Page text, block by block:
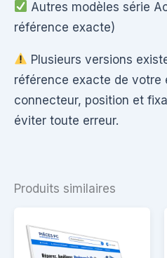
Autres modèles série
référence exacte)
Plusieurs versions
référence exacte de votre
connecteur, position et
éviter toute erreur.
Produits similaires